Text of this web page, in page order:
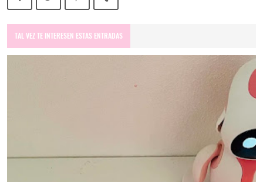
TAL VEZ TE INTERESEN ESTAS ENTRADAS